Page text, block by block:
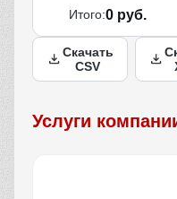
Итого:0 руб.
Скачать
CSV
Услуги